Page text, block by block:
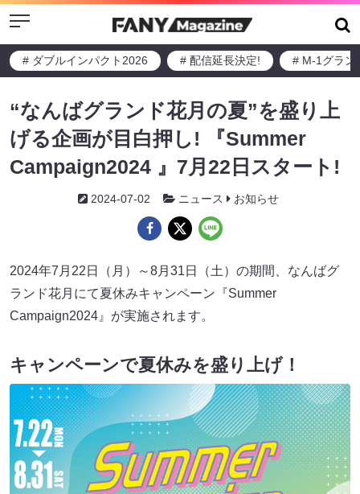
Menu
# ダブルインパクト2026 # 配信延長決定! # M-1グラン
“なんばグランド花月の夏”を盛り上
げる企画が目白押し! 『Summer
Campaign2024 』7月22日スタート!
2024-07-02 ニュース お知らせ
2024年7月22日（月）～8月31日（土）の期間、なんばグ
ランド花月にて夏休みキャンペーン『Summer
Campaign2024』が実施されます。
キャンペーンで夏休みを盛り上げ！